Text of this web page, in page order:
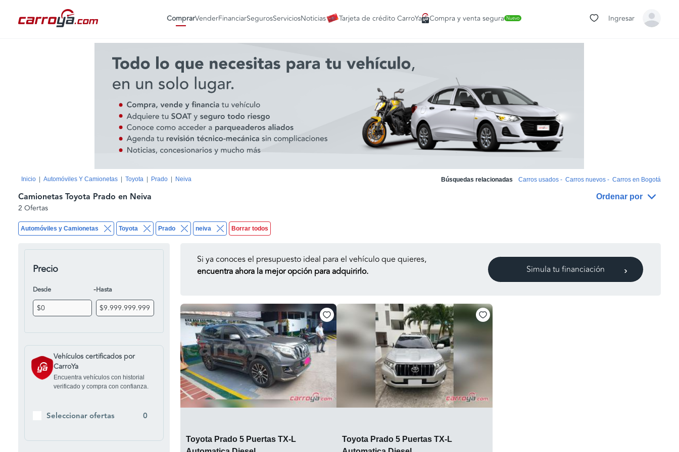
ComprarVenderFinanciarSegurosServiciosNoticias Tarjeta de crédito CarroYa Compra y venta segura Nuevo Ingresar
Inicio Automóviles Y Camionetas Toyota Prado Neiva Búsquedas relacionadas Carros usados - Carros nuevos - Carros en Bogotá
Automóviles y Camionetas Toyota Prado neiva Borrar todos
Camionetas Toyota Prado en Neiva Ordenar por
2 Ofertas
Precio
Desde -Hasta
Vehículos certificados por
CarroYa
Encuentra vehículos con historial
verificado y compra con confianza.
Seleccionar ofertas 0
Si ya conoces el presupuesto ideal para el vehículo que quieres,
encuentra ahora la mejor opción para adquirirlo.
Simula tu financiación
Toyota Prado 5 Puertas TX-L
Toyota Prado 5 Puertas TX-L